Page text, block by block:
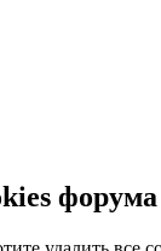
форума